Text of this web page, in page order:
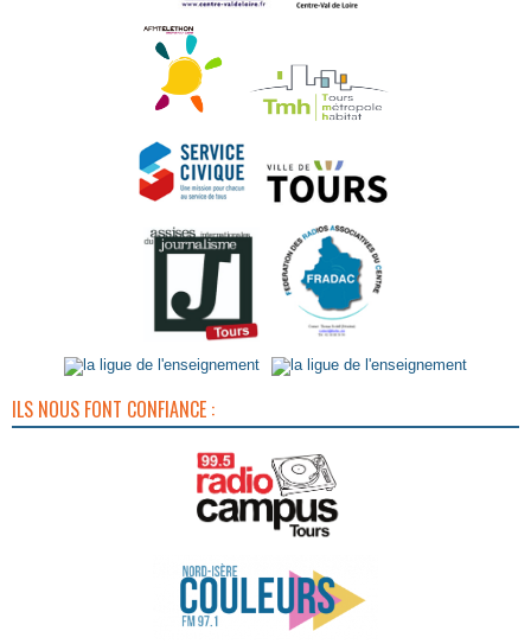
ILS NOUS FONT CONFIANCE :